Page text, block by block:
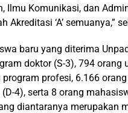
Ilmu Komunikasi, dan
Akreditasi ‘A’ semuanya,”
baru yang diterima
doktor (S-3), 794 orang
profesi, 6.166
4), serta 8 orang
diantaranya merupakan